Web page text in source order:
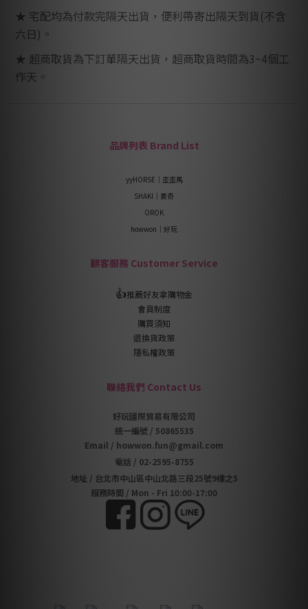
★ 宅配均為付款完隔天出貨，便利帶寄出隔天到貨(不含
六日) 。
★ 超商取貨為下訂單隔天出貨，超商取貨時間為3~4個工
作天。
品牌列表 Brand List
yyHORSE｜歪歪馬
SHAKI｜夏奇
OROK
howwon｜好玩
顧客服務 Customer Service
👍推薦好友拿購物金
會員制度
購買須知
退換貨政策
隱私權政策
聯絡我們 Contact Us
好玩國際貿易有限公司
統一編號 / 50865535
Email / howwon.fun@gmail.com
電話/ 02-2595-8755
地址 / 台北市中山區中山北路三段25號9樓之5
服務時間 / Mon - Fri 10:00-17:00